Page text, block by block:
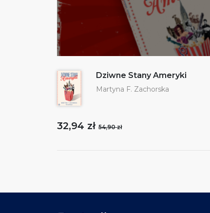
Dziwne Stany Ameryki
Martyna F. Zachorska
32,94 zł 54,90 zł